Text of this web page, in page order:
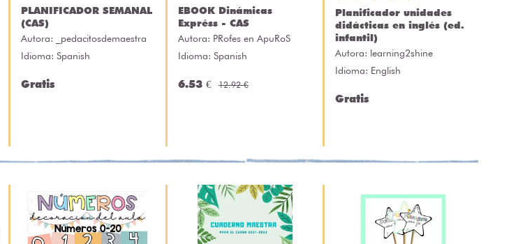
PLANIFICADOR SEMANAL
(CAS)
Autora:
_pedacitosdemaestra
Idioma: Spanish
Gratis
EBOOK Dinámicas
Expréss - CAS
Autora: PRofes en ApuRoS
Idioma: Spanish
6.53 € 12.92 €
Planificador unidades
didácticas en inglés (ed.
infantil)
Autora: learning2shine
Idioma: English
Gratis